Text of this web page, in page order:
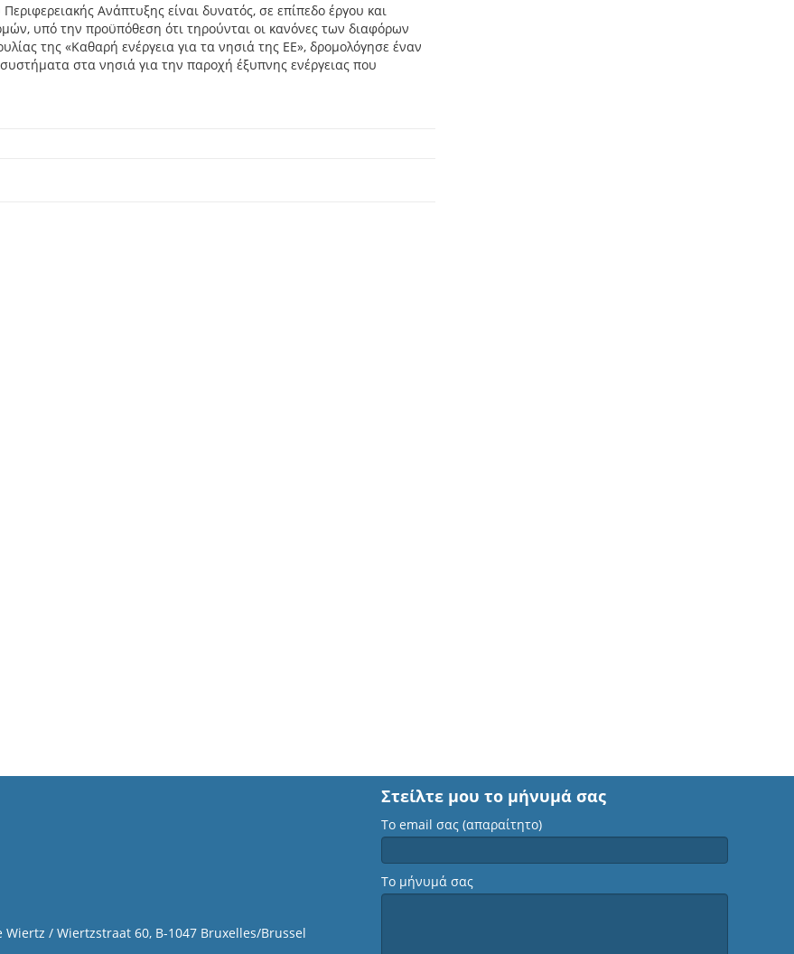
Ανάπτυξης είναι δυνατός, σε επίπεδο έργου και
υπό την προϋπόθεση ότι τηρούνται οι κανόνες των διαφόρων
της «Καθαρή ενέργεια για τα νησιά της ΕΕ», δρομολόγησε έναν
στα νησιά για την παροχή έξυπνης ενέργειας που
/ Wiertzstraat 60, B-1047 Bruxelles/Brussel
Στείλτε μου το μήνυμά σας
Το email σας (απαραίτητο)
Το μήνυμά σας